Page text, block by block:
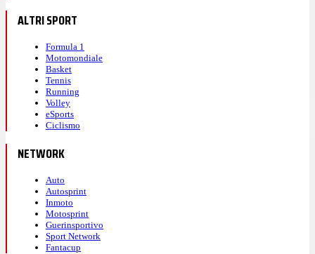
ALTRI SPORT
Formula 1
Motomondiale
Basket
Tennis
Running
Volley
eSports
Ciclismo
NETWORK
Auto
Autosprint
Inmoto
Motosprint
Guerinsportivo
Sport Network
Fantacup